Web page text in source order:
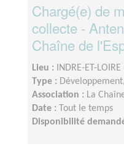
Chargé(e) de
collecte -
Chaîne de
Lieu :
INDRE-ET-
Type :
Association : La
Date :
Tout le temps
Disponibilité